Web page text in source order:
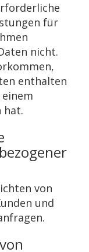
für
nicht.
enthalten
hat.
von
und